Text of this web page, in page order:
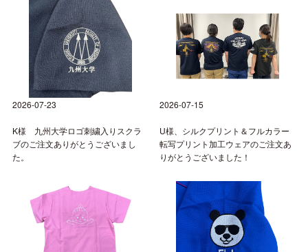
2026-07-23
K様 九州大学ロゴ刺繍入りスクラ
ブのご注文ありがとうございまし
た。
2026-07-15
U様、シルクプリント＆フルカラー
転写プリント加工ウェアのご注文あ
りがとうございました！